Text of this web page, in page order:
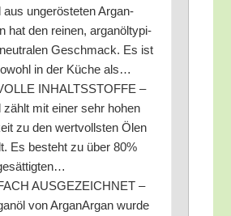
aus unge­rös­te­ten Argan­
hat den rei­nen, argan­öl­ty­pi­
Geschmack. Es ist
in der Küche als…
INHALTSSTOFFE –
zählt mit einer sehr hohen
zu den wert­volls­ten Ölen
Es besteht zu über 80%
AUSGEZEICHNET –
von Arga­n­Ar­gan wur­de